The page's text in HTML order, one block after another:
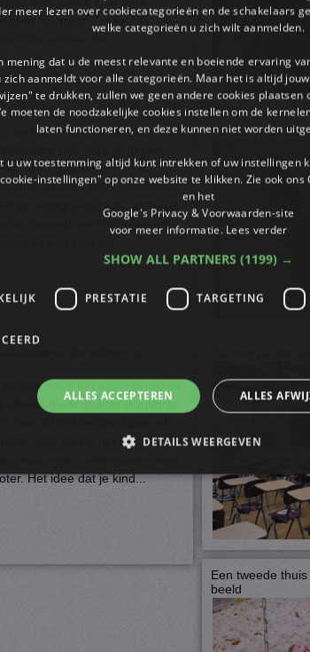
tot groep 7. Die
wat écht werkt in de klas
“Juf, hij luistert niet!” of
zij doet weer vervelend!”
waarop we erop reageren
Zo kies jij de
én veiliger te
de klas zie ik het vaak, kinderen
steeds meer vrijheid krijgen en
Voor hen is het een grote
Het idee dat je kind...
Een tweede
beeld
meer lezen over cookiecategorieën en de schakelaars
welke categorieën u zich wilt aanmelden.
mening dat u de meest relevante en boeiende ervaring
zich aanmeldt voor alle categorieën. Maar het is altijd
te drukken, zullen we geen andere cookies plaatsen
moeten de noodzakelijke cookies instellen om de
laten functioneren, en deze kunnen niet worden
u uw toestemming altijd kunt intrekken of uw instellingen
instellingen" op onze website te klikken. Zie ook ons
en het
Google's Privacy & Voorwaarden-site
voor meer informatie. Lees verder
SHOW ALL PARTNERS (1199) →
PRESTATIE TARGETING
ALLES ACCEPTEREN ALLES
DETAILS WEERGEVEN
Functioneel
de kernfunctionaliteiten van de website mogelijk, zoals
gebruikt zonder de strikt noodzakelijke cookies.
Omschrijving
Deze cookie wordt gebruikt
cookievoorkeuren van
Script.com is noodzakelijk om